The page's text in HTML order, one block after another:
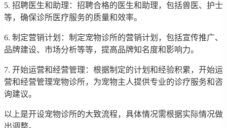
5. 招聘医生和助理：招聘合格的医生和助理，包括兽医、护士
等，确保诊所医疗服务的质量和效率。
6. 制定营销计划：制定宠物诊所的营销计划，包括宣传推广、
品牌建设、市场分析等等，提高品牌知名度和影响力。
7. 开始运营和经营管理：根据制定的计划和经验积累，开始运
营和经营管理宠物诊所，为宠物主人提供专业的诊疗服务和咨
询建议。
以上是开设宠物诊所的大致流程，具体情况需根据实际情况做
出调整。